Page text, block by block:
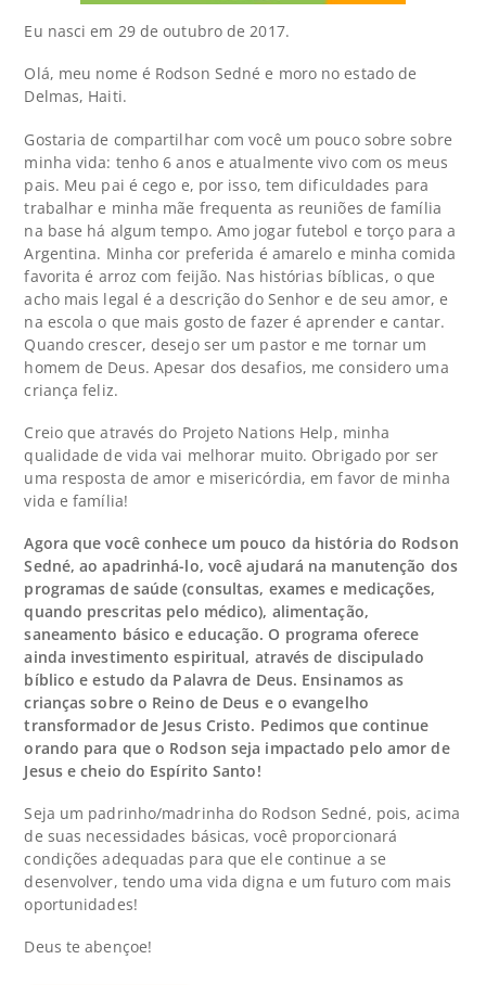
Eu nasci em 29 de outubro de 2017.
Olá, meu nome é Rodson Sedné e moro no estado de
Delmas, Haiti.
Gostaria de compartilhar com você um pouco sobre sobre
minha vida: tenho 6 anos e atualmente vivo com os meus
pais. Meu pai é cego e, por isso, tem dificuldades para
trabalhar e minha mãe frequenta as reuniões de família
na base há algum tempo. Amo jogar futebol e torço para a
Argentina. Minha cor preferida é amarelo e minha comida
favorita é arroz com feijão. Nas histórias bíblicas, o que
acho mais legal é a descrição do Senhor e de seu amor, e
na escola o que mais gosto de fazer é aprender e cantar.
Quando crescer, desejo ser um pastor e me tornar um
homem de Deus. Apesar dos desafios, me considero uma
criança feliz.
Creio que através do Projeto Nations Help, minha
qualidade de vida vai melhorar muito. Obrigado por ser
uma resposta de amor e misericórdia, em favor de minha
vida e família!
Agora que você conhece um pouco da história do Rodson
Sedné, ao apadrinhá-lo, você ajudará na manutenção dos
programas de saúde (consultas, exames e medicações,
quando prescritas pelo médico), alimentação,
saneamento básico e educação. O programa oferece
ainda investimento espiritual, através de discipulado
bíblico e estudo da Palavra de Deus. Ensinamos as
crianças sobre o Reino de Deus e o evangelho
transformador de Jesus Cristo. Pedimos que continue
orando para que o Rodson seja impactado pelo amor de
Jesus e cheio do Espírito Santo!
Seja um padrinho/madrinha do Rodson Sedné, pois, acima
de suas necessidades básicas, você proporcionará
condições adequadas para que ele continue a se
desenvolver, tendo uma vida digna e um futuro com mais
oportunidades!
Deus te abençoe!